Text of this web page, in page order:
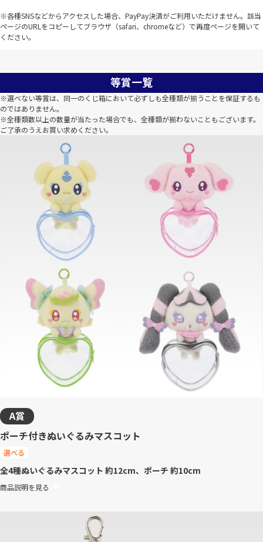
※各種SNSなどからアクセスした場合、PayPay決済がご利用いただけません。該当
ページのURLをコピーしてブラウザ（safari、chromeなど）で再度ページを開いて
ください。
等賞一覧
※選べない等賞は、同一のくじ箱において必ずしも全種類が揃うことを保証するも
のではありません。
※全種類数以上の数量が当たった場合でも、全種類が揃わないこともございます。
ご了承のうえお買い求めください。
A賞
ポーチ付きぬいぐるみマスコット
選べる
全4種ぬいぐるみマスコット 約12cm、ポーチ 約10cm
商品説明を見る